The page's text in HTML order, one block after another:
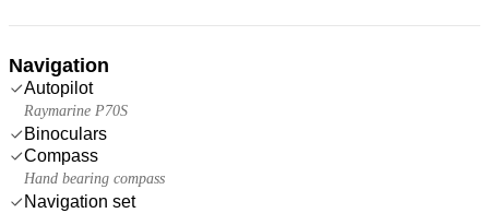
Navigation
Autopilot
Raymarine P70S
Binoculars
Compass
Hand bearing compass
Navigation set